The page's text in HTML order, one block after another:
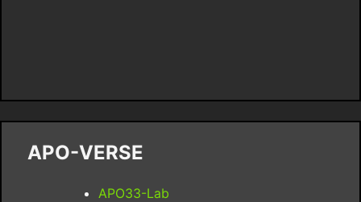
APO-VERSE
APO33-Lab